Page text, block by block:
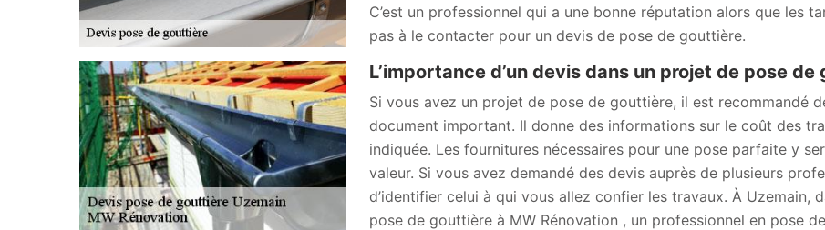
C’est un professionnel qui a une bonne réputation alors que les
pas à le contacter pour un devis de pose de gouttière.
L’importance d’un devis dans un projet de pose de
Si vous avez un projet de pose de gouttière, il est recommandé
document important. Il donne des informations sur le coût des
indiquée. Les fournitures nécessaires pour une pose parfaite y
valeur. Si vous avez demandé des devis auprès de plusieurs
d’identifier celui à qui vous allez confier les travaux. À Uzemain,
pose de gouttière à MW Rénovation , un professionnel en pose